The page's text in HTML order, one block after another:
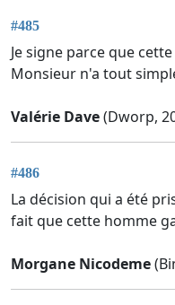
#485
Je signe parce que
Monsieur n'a tout
Valérie Dave(Dworp,
#486
La décision qui a été
fait que cette homme
Morgane Nicodeme